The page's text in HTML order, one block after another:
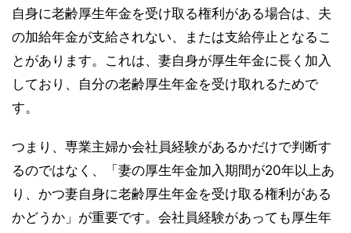
自身に老齢厚生年金を受け取る権利がある場合は、夫
の加給年金が支給されない、または支給停止となるこ
とがあります。これは、妻自身が厚生年金に長く加入
しており、自分の老齢厚生年金を受け取れるためで
す。
つまり、専業主婦か会社員経験があるかだけで判断す
るのではなく、「妻の厚生年金加入期間が20年以上あ
り、かつ妻自身に老齢厚生年金を受け取る権利がある
かどうか」が重要です。会社員経験があっても厚生年